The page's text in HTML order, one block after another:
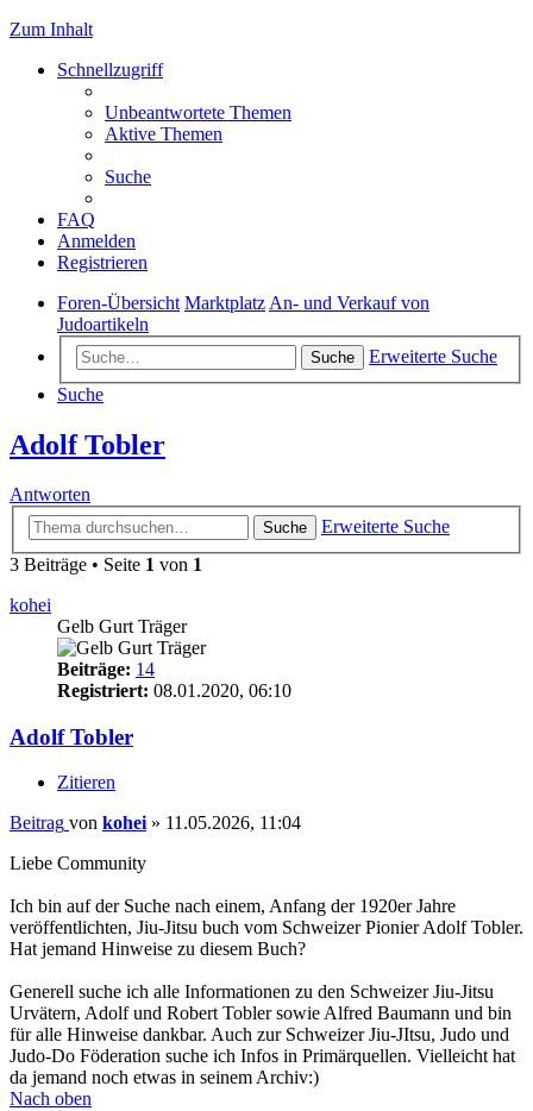
Zum Inhalt
Schnellzugriff
Unbeantwortete Themen
Aktive Themen
Suche
FAQ
Anmelden
Registrieren
Foren-Übersicht Marktplatz An- und Verkauf von
Judoartikeln
Suche
Erweiterte Suche
Suche
Adolf Tobler
Antworten
Suche
Erweiterte Suche
3 Beiträge • Seite 1 von 1
kohei
Gelb Gurt Träger
Beiträge: 14
Registriert: 08.01.2020, 06:10
Adolf Tobler
Zitieren
Beitrag von kohei» 11.05.2026, 11:04
Liebe Community
Ich bin auf der Suche nach einem, Anfang der 1920er Jahre
veröffentlichten, Jiu-Jitsu buch vom Schweizer Pionier Adolf Tobler.
Hat jemand Hinweise zu diesem Buch?
Generell suche ich alle Informationen zu den Schweizer Jiu-Jitsu
Urvätern, Adolf und Robert Tobler sowie Alfred Baumann und bin
für alle Hinweise dankbar. Auch zur Schweizer Jiu-JItsu, Judo und
Judo-Do Föderation suche ich Infos in Primärquellen. Vielleicht hat
da jemand noch etwas in seinem Archiv:)
Nach oben